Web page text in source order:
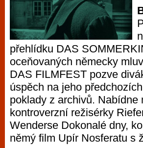
přehlídku DAS
oceňovaných německy
DAS FILMFEST pozve
úspěch na jeho
poklady z archivů.
kontroverzní režisérky
Wenderse Dokonalé dny,
němý film Upír Nosferatu s